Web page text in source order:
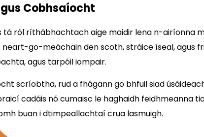
Cobhsaíocht
ról ríthábhachtach aige maidir lena n-airíonna
go-meáchain den scoth, stráice íseal, agus
agus tarpóil iompair.
scríobtha, rud a fhágann go bhfuil siad
cadáis nó cumaisc le haghaidh feidhmeanna
buan i dtimpeallachtaí crua lasmuigh.